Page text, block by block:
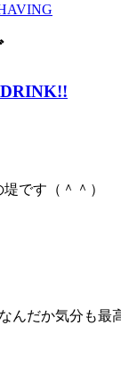
です（＾＾）
んだか気分も最